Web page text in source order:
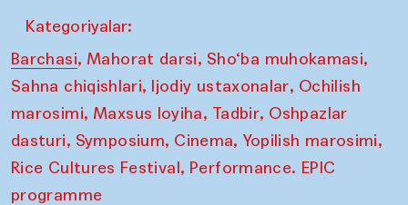
Kategoriyalar:
Barchasi, Mahorat darsi, Sho‘ba muhokamasi,
Sahna chiqishlari, Ijodiy ustaxonalar, Ochilish
marosimi, Maxsus loyiha, Tadbir, Oshpazlar
dasturi, Symposium, Cinema, Yopilish marosimi,
Rice Cultures Festival, Performance. EPIC
programme